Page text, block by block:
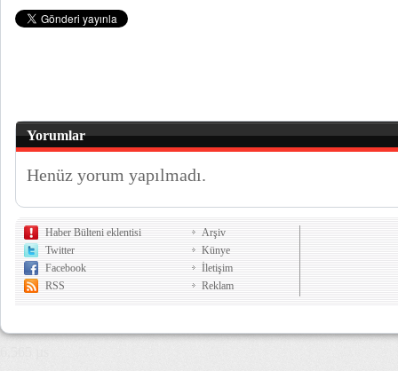
Yorumlar
Henüz yorum yapılmadı.
Haber Bülteni eklentisi
Twitter
Facebook
RSS
Arşiv
Künye
İletişim
Reklam